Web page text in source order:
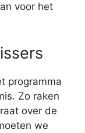
voor het
programma
Zo raken
over de
we